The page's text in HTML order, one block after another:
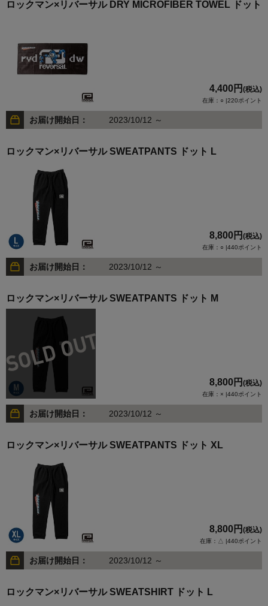
ロックマン×リバーサル DRY MICROFIBER TOWEL ドット
4,400円 (税込)
在庫：○ |220ポイント
お届け開始日： 2023/10/12 ～
ロックマン×リバーサル SWEATPANTS ドット L
8,800円 (税込)
在庫：○ |440ポイント
お届け開始日： 2023/10/12 ～
ロックマン×リバーサル SWEATPANTS ドット M
8,800円 (税込)
在庫：× |440ポイント
お届け開始日： 2023/10/12 ～
ロックマン×リバーサル SWEATPANTS ドット XL
8,800円 (税込)
在庫：△ |440ポイント
お届け開始日： 2023/10/12 ～
ロックマン×リバーサル SWEATSHIRT ドット L